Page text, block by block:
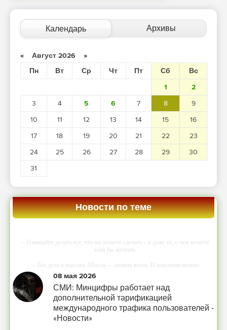
Календарь Архивы
« Август 2026 »
Пн
Вт Ср Чт Пт Сб
Вс
1
2
3
4 5 6 7 8
9
10
11 12 13 14 15
16
17
18 19 20 21 22
23
24
25 26 27 28 29
30
31
Новости по теме
-- Начинайте делать все, что вы можете сделать – и даже то, о чем можете
хотя бы мечтать.
-- Все дело в мыслях. Мысль — начало всего. И мыслями можно
управлять. И поэтому главное дело совершенствования: работать над
-- Идите уверенно по направлению к мечте. Живите той жизнью, которую
вы сами себе придумали.
-- Самое большое богатство — это ум. Самая большая нищета — глупость.
08 мая 2026
СМИ: Минцифры работает над
дополнительной тарификацией
международного трафика пользователей -
«Новости»